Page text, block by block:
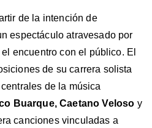
de la intención de
espectáculo atravesado por
encuentro con el público. El
de su carrera solista
de la música
Buarque, Caetano Veloso y
canciones vinculadas a